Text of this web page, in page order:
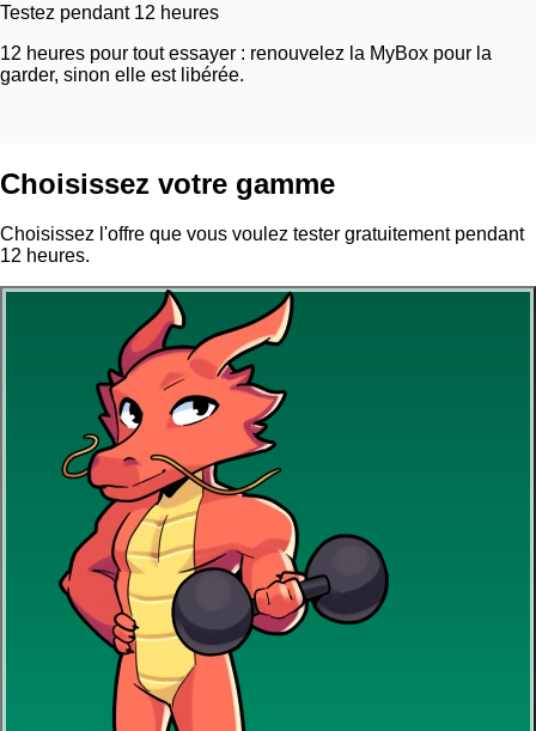
Testez pendant 12 heures
12 heures pour tout essayer : renouvelez la MyBox pour la
garder, sinon elle est libérée.
Choisissez votre gamme
Choisissez l'offre que vous voulez tester gratuitement pendant
12 heures.